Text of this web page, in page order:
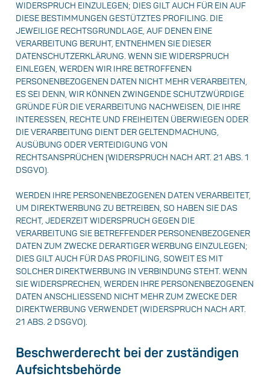
WIDERSPRUCH EINZULEGEN; DIES GILT AUCH FÜR EIN AUF
DIESE BESTIMMUNGEN GESTÜTZTES PROFILING. DIE
JEWEILIGE RECHTSGRUNDLAGE, AUF DENEN EINE
VERARBEITUNG BERUHT, ENTNEHMEN SIE DIESER
DATENSCHUTZERKLÄRUNG. WENN SIE WIDERSPRUCH
EINLEGEN, WERDEN WIR IHRE BETROFFENEN
PERSONENBEZOGENEN DATEN NICHT MEHR VERARBEITEN,
ES SEI DENN, WIR KÖNNEN ZWINGENDE SCHUTZWÜRDIGE
GRÜNDE FÜR DIE VERARBEITUNG NACHWEISEN, DIE IHRE
INTERESSEN, RECHTE UND FREIHEITEN ÜBERWIEGEN ODER
DIE VERARBEITUNG DIENT DER GELTENDMACHUNG,
AUSÜBUNG ODER VERTEIDIGUNG VON
RECHTSANSPRÜCHEN (WIDERSPRUCH NACH ART. 21 ABS. 1
DSGVO).
WERDEN IHRE PERSONENBEZOGENEN DATEN VERARBEITET,
UM DIREKTWERBUNG ZU BETREIBEN, SO HABEN SIE DAS
RECHT, JEDERZEIT WIDERSPRUCH GEGEN DIE
VERARBEITUNG SIE BETREFFENDER PERSONENBEZOGENER
DATEN ZUM ZWECKE DERARTIGER WERBUNG EINZULEGEN;
DIES GILT AUCH FÜR DAS PROFILING, SOWEIT ES MIT
SOLCHER DIREKTWERBUNG IN VERBINDUNG STEHT. WENN
SIE WIDERSPRECHEN, WERDEN IHRE PERSONENBEZOGENEN
DATEN ANSCHLIESSEND NICHT MEHR ZUM ZWECKE DER
DIREKTWERBUNG VERWENDET (WIDERSPRUCH NACH ART.
21 ABS. 2 DSGVO).
Beschwerde­recht bei der zuständigen
Aufsichts­behörde